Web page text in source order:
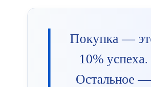
Покупка —
10% успеха.
Остальное —